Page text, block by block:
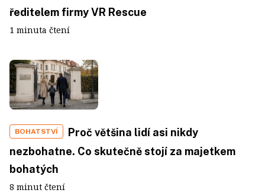
ředitelem firmy VR Rescue
1 minuta čtení
BOHATSTVÍ
Proč většina lidí asi nikdy
nezbohatne. Co skutečně stojí za majetkem
bohatých
8 minut čtení